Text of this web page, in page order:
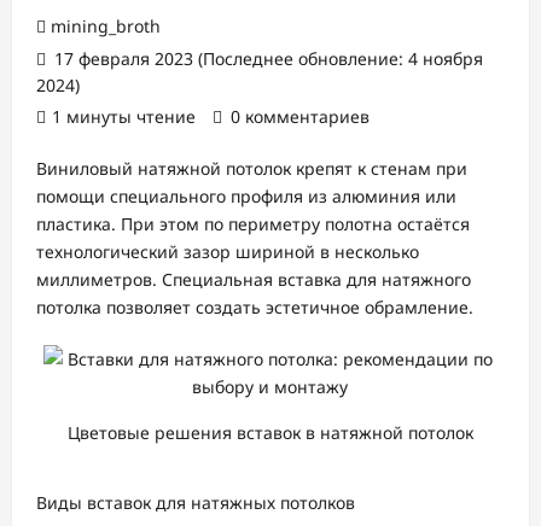
mining_broth
17 февраля 2023 (Последнее обновление: 4 ноября
2024)
1 минуты чтение
0 комментариев
Виниловый натяжной потолок крепят к стенам при
помощи специального профиля из алюминия или
пластика. При этом по периметру полотна остаётся
технологический зазор шириной в несколько
миллиметров. Специальная вставка для натяжного
потолка позволяет создать эстетичное обрамление.
Цветовые решения вставок в натяжной потолок
Виды вставок для натяжных потолков